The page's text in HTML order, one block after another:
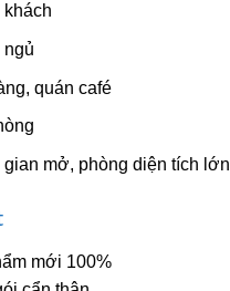
khách
ngủ
quán café
gian mở, phòng diện tích lớn
mới 100%